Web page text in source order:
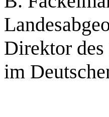
Direktor
im